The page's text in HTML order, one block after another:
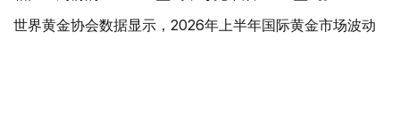
世界黄金协会数据显示，2026年上半年国际黄金市场波动